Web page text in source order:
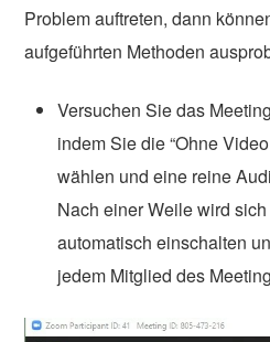
Problem auftreten, dann
aufgeführten Methoden
Versuchen Sie das
indem Sie die “Ohne
wählen und eine reine
Nach einer Weile wird
automatisch einschalten
jedem Mitglied des